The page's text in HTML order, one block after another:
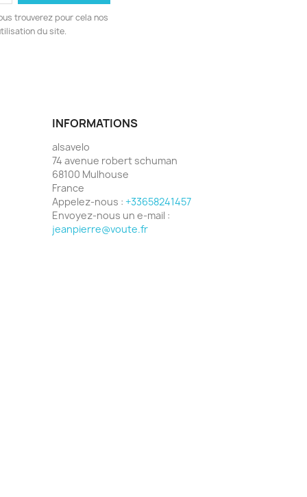
trouverez pour cela nos
du site.
INFORMATIONS
alsavelo
74 avenue robert schuman
68100 Mulhouse
France
Appelez-nous : +33658241457
Envoyez-nous un e-mail :
jeanpierre@voute.fr